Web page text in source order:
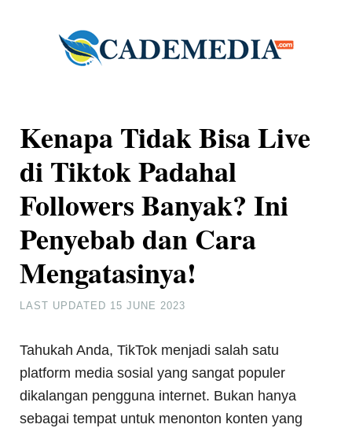
Kenapa Tidak Bisa Live
di Tiktok Padahal
Followers Banyak? Ini
Penyebab dan Cara
Mengatasinya!
LAST UPDATED 15 JUNE 2023
Tahukah Anda, TikTok menjadi salah satu
platform media sosial yang sangat populer
dikalangan pengguna internet. Bukan hanya
sebagai tempat untuk menonton konten yang